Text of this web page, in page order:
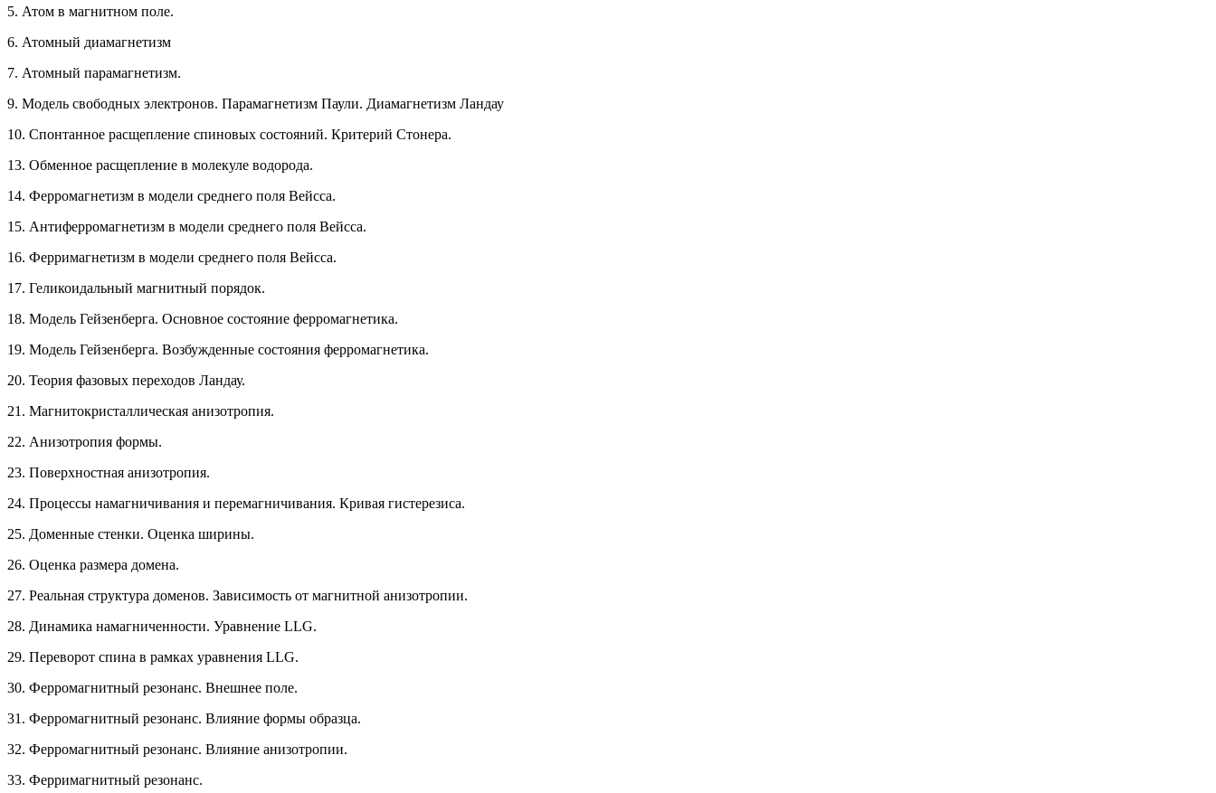
5. Атом в магнитном поле.
6. Атомный диамагнетизм
7. Атомный парамагнетизм.
9. Модель свободных электронов. Парамагнетизм Паули. Диамагнетизм Ландау
10. Спонтанное расщепление спиновых состояний. Критерий Стонера.
13. Обменное расщепление в молекуле водорода.
14. Ферромагнетизм в модели среднего поля Вейсса.
15. Антиферромагнетизм в модели среднего поля Вейсса.
16. Ферримагнетизм в модели среднего поля Вейсса.
17. Геликоидальный магнитный порядок.
18. Модель Гейзенберга. Основное состояние ферромагнетика.
19. Модель Гейзенберга. Возбужденные состояния ферромагнетика.
20. Теория фазовых переходов Ландау.
21. Магнитокристаллическая анизотропия.
22. Анизотропия формы.
23. Поверхностная анизотропия.
24. Процессы намагничивания и перемагничивания. Кривая гистерезиса.
25. Доменные стенки. Оценка ширины.
26. Оценка размера домена.
27. Реальная структура доменов. Зависимость от магнитной анизотропии.
28. Динамика намагниченности. Уравнение LLG.
29. Переворот спина в рамках уравнения LLG.
30. Ферромагнитный резонанс. Внешнее поле.
31. Ферромагнитный резонанс. Влияние формы образца.
32. Ферромагнитный резонанс. Влияние анизотропии.
33. Ферримагнитный резонанс.